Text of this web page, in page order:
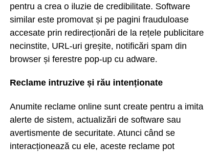
pentru a crea o iluzie de credibilitate. Software
similar este promovat și pe pagini frauduloase
accesate prin redirecționări de la rețele publicitare
necinstite, URL-uri greșite, notificări spam din
browser și ferestre pop-up cu adware.
Reclame intruzive și rău intenționate
Anumite reclame online sunt create pentru a imita
alerte de sistem, actualizări de software sau
avertismente de securitate. Atunci când se
interacționează cu ele, aceste reclame pot